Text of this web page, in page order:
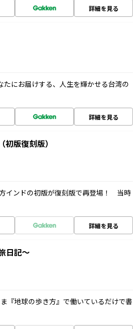
詳細を見る
にお届けする、人生を輝かせる台湾の
詳細を見る
版復刻版）
インドの初版が復刻版で再登場！ 当時
詳細を見る
日記～
『地球の歩き方』で働いているだけで書